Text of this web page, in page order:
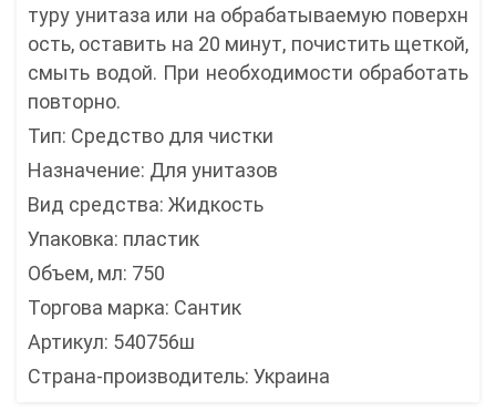
туру унитаза или на обрабатываемую поверхн
ость, оставить на 20 минут, почистить щеткой,
смыть водой. При необходимости обработать
повторно.
Тип: Средство для чистки
Назначение: Для унитазов
Вид средства: Жидкость
Упаковка: пластик
Объем, мл: 750
Торгова марка: Сантик
Артикул: 540756ш
Страна-производитель: Украина